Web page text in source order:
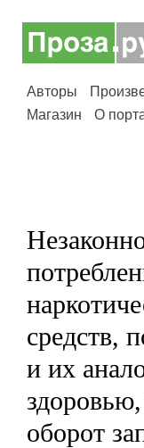
Авторы
Магазин
О
средств,
и их
оборот